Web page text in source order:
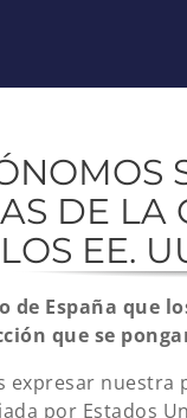
DE LA
EE.
de España que
que se
expresar
por Estados